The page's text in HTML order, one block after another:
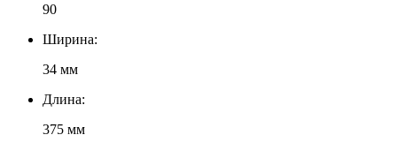
90
Ширина:
34 мм
Длина:
375 мм